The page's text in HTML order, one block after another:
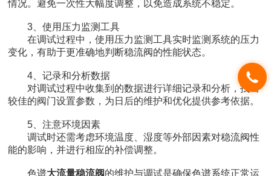
情况。避免一次性大幅度调整，以免造成系统不稳定。
3、使用压力监测工具
在调试过程中，使用压力监测工具实时监测系统的压力
变化，有助于更准确地判断稳流阀的性能状态。
4、记录和分析数据
对调试过程中收集到的数据进行详细记录和分析，找出
较佳的阀门设置参数，为日后的维护和优化提供参考依据。
5、注意环境因素
调试时还需考虑环境温度、湿度等外部因素对稳流阀性
能的影响，并进行相应的补偿调整。
色谱大流量稳流阀的维护与调试是确保色谱系统正常运